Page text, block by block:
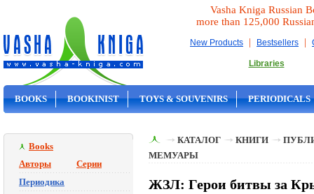
Vasha Kniga Russian
more than 125,000
New Products | Bestsellers |
Libraries
BOOKS BOOKINIST TOYS & SOUVENIRS PERIODICALS
Books
Авторы
Серии
Периодика
КАТАЛОГ КНИГИ
МЕМУАРЫ
ЖЗЛ: Герои битвы за